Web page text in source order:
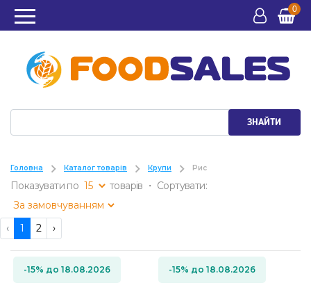
0
ЗНАЙТИ
Головна Каталог товарів Крупи Рис
Показувати по товарів ・ Сортувати:
‹ 1 2 ›
-15% до 18.08.2026 -15% до 18.08.2026